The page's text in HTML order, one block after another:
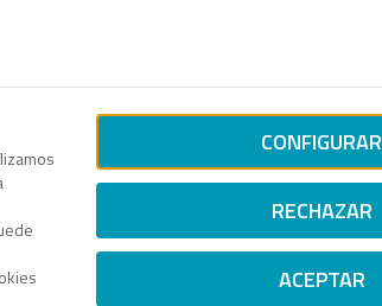
CONFIGURAR
RECHAZAR
ACEPTAR